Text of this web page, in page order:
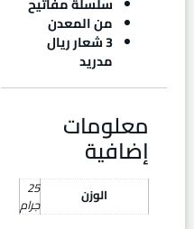
من المعدن
3 شعار ريال
مدريد
معلومات
إضافية
الوزن 25
جرام